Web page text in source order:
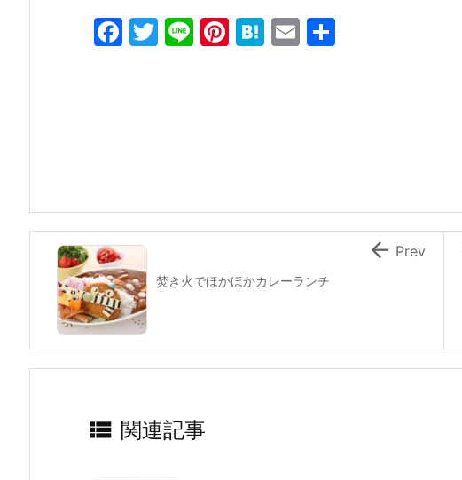
F
k
T
Li Pi H
E
焚き火でほかほかカレーランチ
 Prev
 関連記事